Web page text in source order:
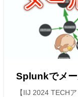
Splunkでメー
【IIJ 2024 TECH